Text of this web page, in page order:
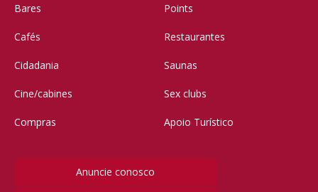
Bares
Cafés
Cidadania
Cine/cabines
Compras
Points
Restaurantes
Saunas
Sex clubs
Apoio Turístico
Anuncie conosco